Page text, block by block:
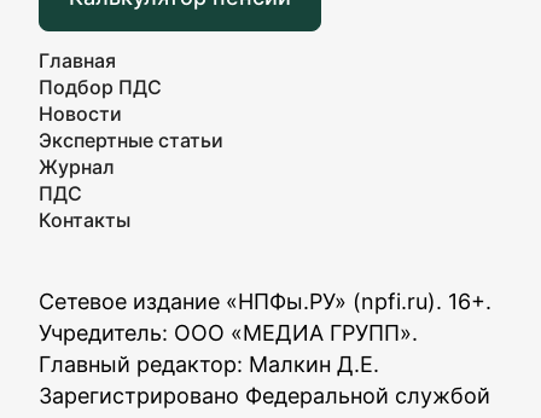
Главная
Подбор ПДС
Новости
Экспертные статьи
Журнал
ПДС
Контакты
Сетевое издание «НПФы.РУ» (npfi.ru). 16+.
Учредитель: ООО «МЕДИА ГРУПП».
Главный редактор: Малкин Д.Е.
Зарегистрировано Федеральной службой